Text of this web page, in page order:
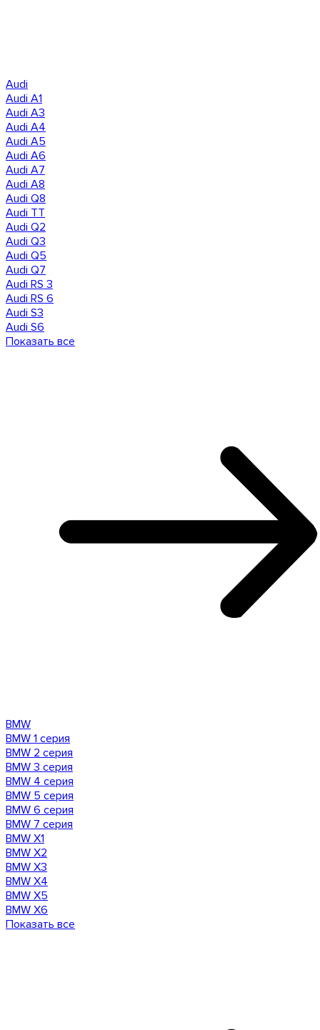
Audi
Audi A1
Audi A3
Audi A4
Audi A5
Audi A6
Audi A7
Audi A8
Audi Q8
Audi TT
Audi Q2
Audi Q3
Audi Q5
Audi Q7
Audi RS 3
Audi RS 6
Audi S3
Audi S6
Показать все
BMW
BMW 1 серия
BMW 2 серия
BMW 3 серия
BMW 4 серия
BMW 5 серия
BMW 6 серия
BMW 7 серия
BMW X1
BMW X2
BMW X3
BMW X4
BMW X5
BMW X6
Показать все